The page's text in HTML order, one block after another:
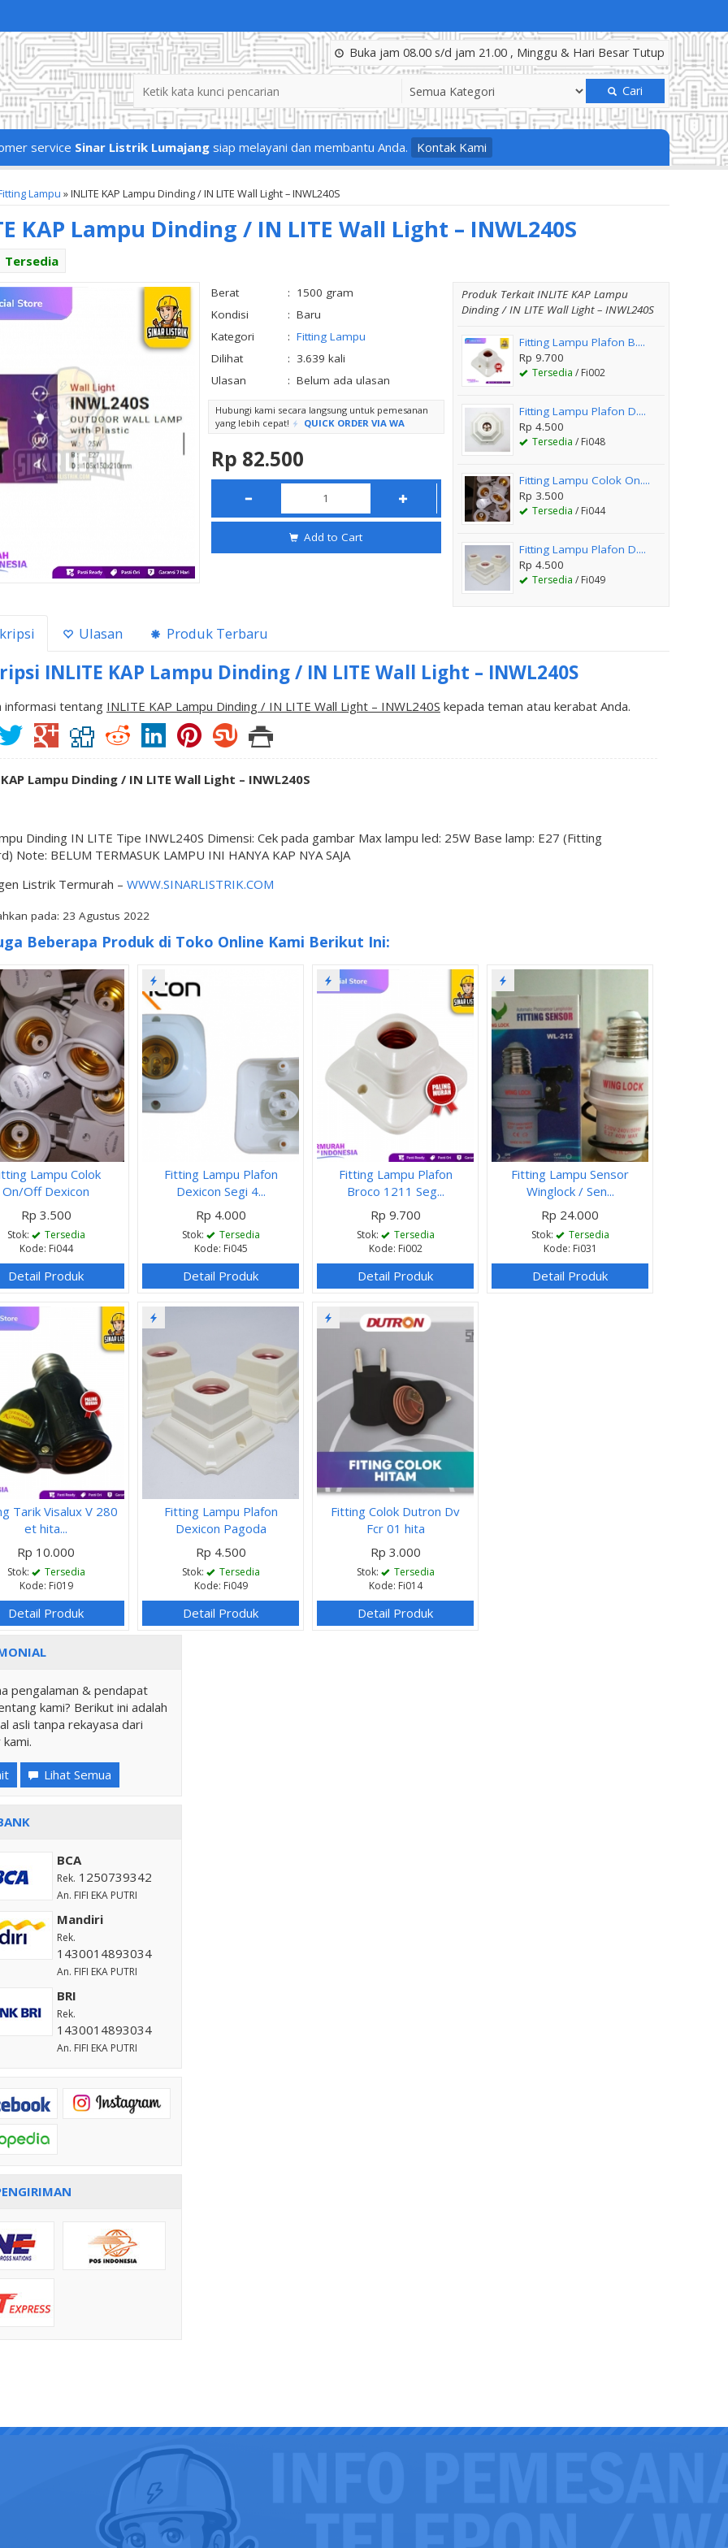
Buka jam 08.00 s/d jam 21.00 , Minggu & Hari Besar Tutup
Cari
service Sinar Listrik Lumajang siap melayani dan membantu Anda. Kontak Kami
Lampu »INLITE KAP Lampu Dinding / IN LITE Wall Light – INWL240S
KAP Lampu Dinding / IN LITE Wall Light – INWL240S
Tersedia
Berat : 1500 gram
Kondisi
: Baru
Kategori
: Fitting Lampu
Dilihat
: 3.639 kali
Ulasan
: Belum ada ulasan
Hubungi kami secara langsung untuk pemesanan
yang lebih cepat!
QUICK ORDER VIA WA
Rp 82.500
Add to Cart
Produk Terkait INLITE KAP Lampu
Dinding / IN LITE Wall Light – INWL240S
Fitting Lampu Plafon B....
Rp 9.700
Tersedia / Fi002
Fitting Lampu Plafon D....
Rp 4.500
Tersedia / Fi048
Fitting Lampu Colok On....
Rp 3.500
Tersedia / Fi044
Fitting Lampu Plafon D....
Rp 4.500
Tersedia / Fi049
Ulasan Produk Terbaru
INLITE KAP Lampu Dinding / IN LITE Wall Light – INWL240S
informasi tentang INLITE KAP Lampu Dinding / IN LITE Wall Light – INWL240S kepada teman atau kerabat Anda.
Lampu Dinding / IN LITE Wall Light – INWL240S
Dinding IN LITE Tipe INWL240S Dimensi: Cek pada gambar Max lampu led: 25W Base lamp: E27 (Fitting
Note: BELUM TERMASUK LAMPU INI HANYA KAP NYA SAJA
Listrik Termurah – WWW.SINARLISTRIK.COM
pada: 23 Agustus 2022
Beberapa Produk di Toko Online Kami Berikut Ini:
Lampu Colok
On/Off Dexicon
Rp 3.500
Stok:
Tersedia
Kode: Fi044
Detail Produk
Fitting Lampu Plafon
Dexicon Segi 4...
Rp 4.000
Stok:
Tersedia
Kode: Fi045
Detail Produk
Fitting Lampu Plafon
Broco 1211 Seg...
Rp 9.700
Stok:
Tersedia
Kode: Fi002
Detail Produk
Fitting Lampu Sensor
Winglock / Sen...
Rp 24.000
Stok:
Tersedia
Kode: Fi031
Detail Produk
Tarik Visalux V 280
et hita...
Rp 10.000
Stok:
Tersedia
Kode: Fi019
Detail Produk
Fitting Lampu Plafon
Dexicon Pagoda
Rp 4.500
Stok:
Tersedia
Kode: Fi049
Detail Produk
Fitting Colok Dutron Dv
Fcr 01 hita
Rp 3.000
Stok:
Tersedia
Kode: Fi014
Detail Produk
pengalaman & pendapat
kami? Berikut ini adalah
asli tanpa rekayasa dari
Lihat Semua
BCA
Rek. 1250739342
An. FIFI EKA PUTRI
Mandiri
Rek.
1430014893034
An. FIFI EKA PUTRI
BRI
Rek.
1430014893034
An. FIFI EKA PUTRI